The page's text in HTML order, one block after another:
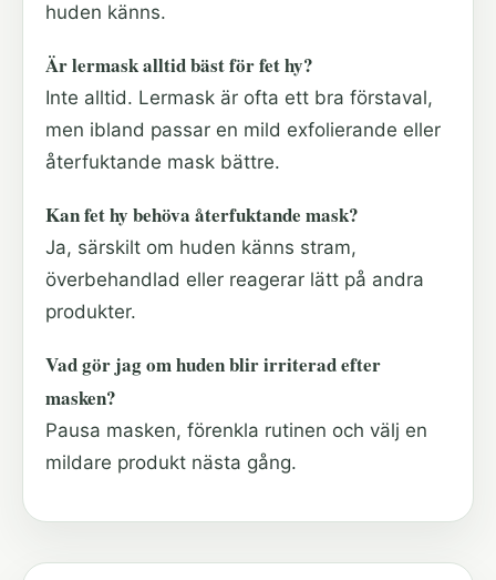
huden känns.
Är lermask alltid bäst för fet hy?
Inte alltid. Lermask är ofta ett bra förstaval,
men ibland passar en mild exfolierande eller
återfuktande mask bättre.
Kan fet hy behöva återfuktande mask?
Ja, särskilt om huden känns stram,
överbehandlad eller reagerar lätt på andra
produkter.
Vad gör jag om huden blir irriterad efter
masken?
Pausa masken, förenkla rutinen och välj en
mildare produkt nästa gång.